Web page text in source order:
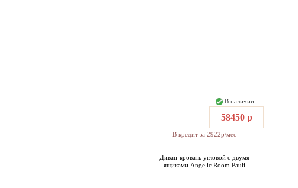
В наличии
58450 р
В кредит за 2922р/мес
Диван-кровать угловой с двумя
ящиками Angelic Room Pauli